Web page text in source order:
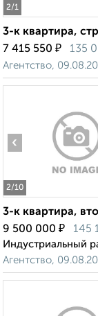
2/1
3-к квартира,
7 415 550 ₽ 135
Агентство,
2/10
‹
3-к квартира,
9 500 000 ₽ 145
Индустриальный
Агентство,